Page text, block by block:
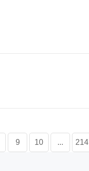
9 10 ... 214